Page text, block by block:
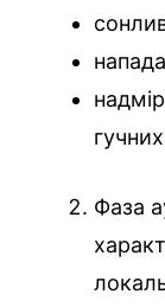
Фаза